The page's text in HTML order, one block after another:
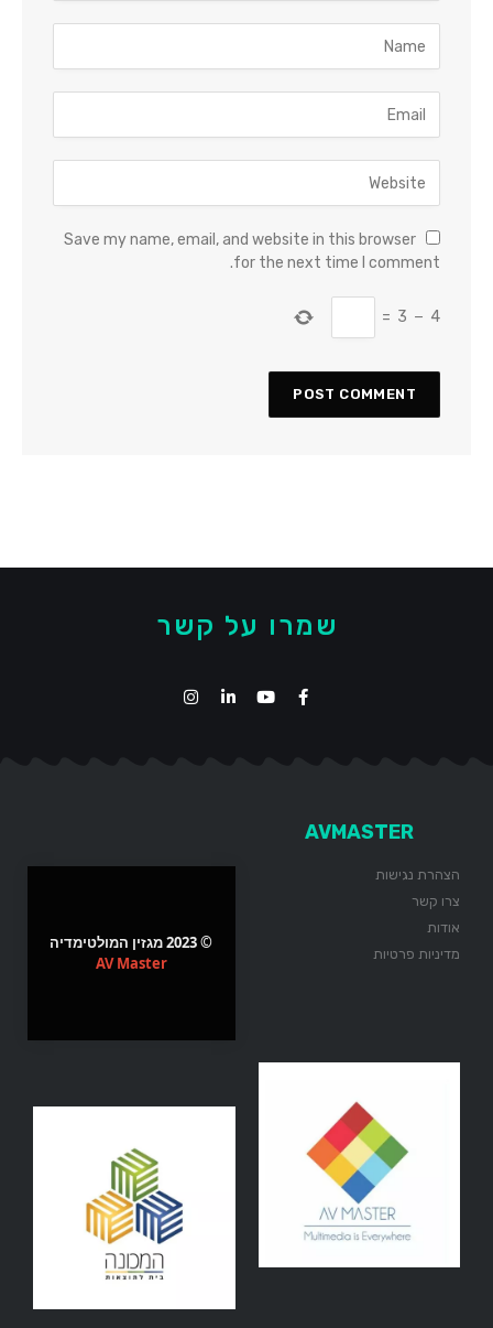
Save my name, email, and website in this browser
for the next time I comment.
4
−
3
=
שמרו על קשר
AVMASTER
הצהרת נגישות
צרו קשר
אודות
מדיניות פרטיות
© 2023 מגזין המולטימדיה
AV Master